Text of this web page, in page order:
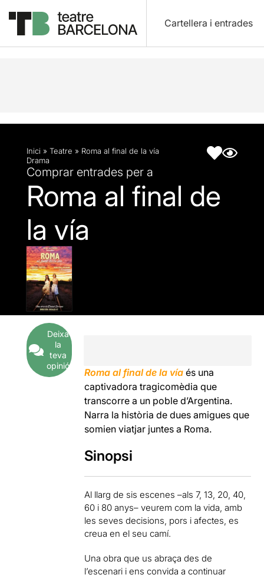
Cartellera i entrades
Descripció Fitxa artística
Inici » Teatre » Roma al final de la vía
Drama
Comprar entrades per a
Roma al final de
la vía
Deixa
la
teva
opinió
Roma al final de la vía és una
captivadora tragicomèdia que
transcorre a un poble d’Argentina.
Narra la història de dues amigues que
somien viatjar juntes a Roma.
Sinopsi
Al llarg de sis escenes –als 7, 13, 20, 40,
60 i 80 anys– veurem com la vida, amb
les seves decisions, pors i afectes, es
creua en el seu camí.
Una obra que us abraça des de
l’escenari i ens convida a continuar